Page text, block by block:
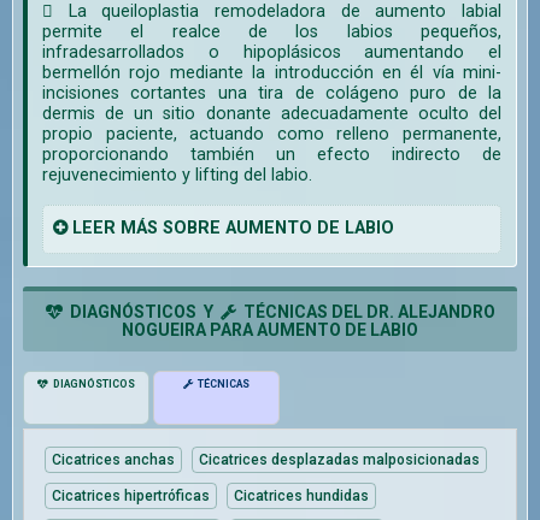
 La queiloplastia remodeladora de aumento labial
permite el realce de los labios pequeños,
infradesarrollados o hipoplásicos aumentando el
bermellón rojo mediante la introducción en él vía mini-
incisiones cortantes una tira de colágeno puro de la
dermis de un sitio donante adecuadamente oculto del
propio paciente, actuando como relleno permanente,
proporcionando también un efecto indirecto de
rejuvenecimiento y lifting del labio.
LEER MÁS SOBRE AUMENTO DE LABIO
DIAGNÓSTICOS Y
TÉCNICAS DEL DR. ALEJANDRO
NOGUEIRA PARA AUMENTO DE LABIO
DIAGNÓSTICOS TÉCNICAS
Cicatrices anchas Cicatrices desplazadas malposicionadas
Cicatrices hipertróficas Cicatrices hundidas